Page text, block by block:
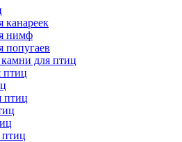
канареек
нимф
попугаев
для птиц
птиц
птиц
птиц